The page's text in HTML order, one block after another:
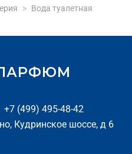
Вода туалетная
+7 (499) 495-48-42
Кудринское шоссе, д 6